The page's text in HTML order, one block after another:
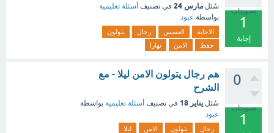
تصويتات
1
إجابة
سُئل مارس 24 في تصنيف أسئلة تعليمية
بواسطة عبود
الاجابة العسس رجال
يتولون
حفظ
الامن نهارا
0
تصويتات
1
هم رجال يتولون الامن ليلا - مع
الشرح
سُئل يناير 18 في تصنيف أسئلة تعليمية بواسطة
عبود
رجال يتولون الامن ليلا